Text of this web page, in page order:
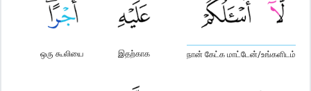
நான் கேட்க மாட்டேன்/உங்களிடம்
இதற்காக
ஒரு கூலியை